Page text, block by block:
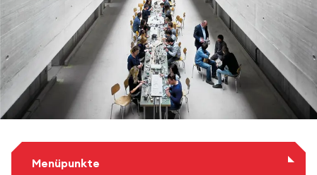
Menüpunkte